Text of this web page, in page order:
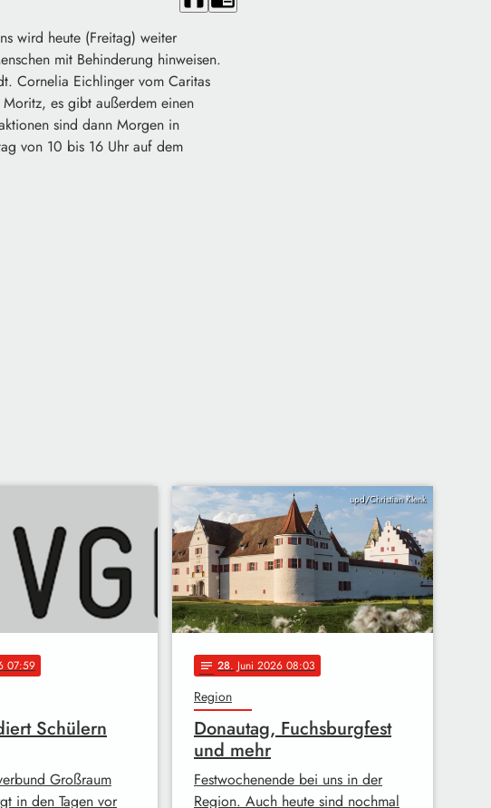
wird heute (Freitag) weiter
mit Behinderung hinweisen.
Cornelia Eichlinger vom Caritas
es gibt außerdem einen
sind dann Morgen in
von 10 bis 16 Uhr auf dem
07:59
Schülern
Großraum
in den Tagen vor
upd/Christian Klenk
notes 28. Juni 2026 08:03
Region
Donautag, Fuchsburgfest
und mehr
Festwochenende bei uns in der
Region. Auch heute sind nochmal